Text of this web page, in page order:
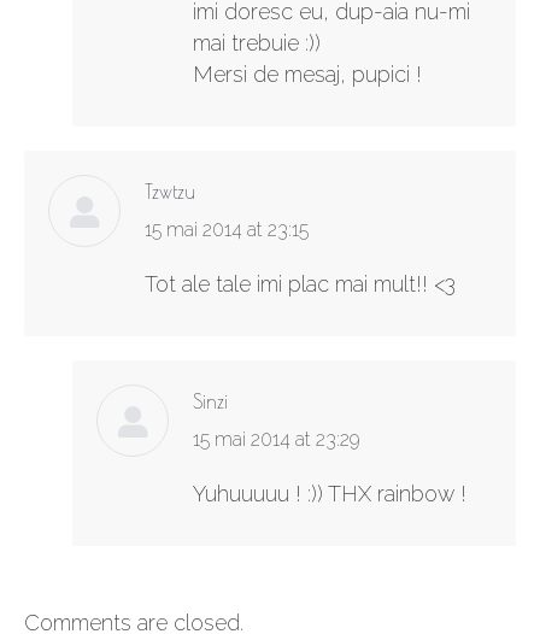
imi doresc eu, dup-aia nu-mi
mai trebuie :))
Mersi de mesaj, pupici !
Tzwtzu
says:
15 mai 2014 at 23:15
Tot ale tale imi plac mai mult!! <3
Sinzi
says:
15 mai 2014 at 23:29
Yuhuuuuu ! :)) THX rainbow !
Comments are closed.